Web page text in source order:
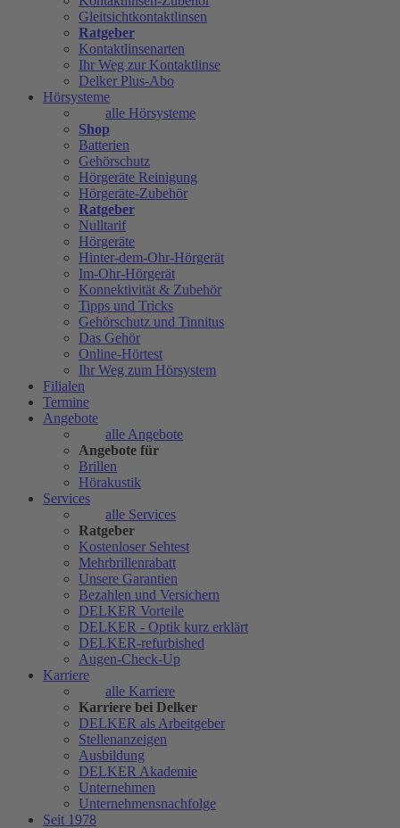
Gleitsichtkontaktlinsen
Ratgeber
Kontaktlinsenarten
Ihr Weg zur Kontaktlinse
Delker Plus-Abo
Hörsysteme
alle Hörsysteme
Shop
Batterien
Gehörschutz
Hörgeräte Reinigung
Hörgeräte-Zubehör
Ratgeber
Nulltarif
Hörgeräte
Hinter-dem-Ohr-Hörgerät
Im-Ohr-Hörgerät
Konnektivität & Zubehör
Tipps und Tricks
Gehörschutz und Tinnitus
Das Gehör
Online-Hörtest
Ihr Weg zum Hörsystem
Filialen
Termine
Angebote
alle Angebote
Angebote für
Brillen
Hörakustik
Services
alle Services
Ratgeber
Kostenloser Sehtest
Mehrbrillenrabatt
Unsere Garantien
Bezahlen und Versichern
DELKER Vorteile
DELKER - Optik kurz erklärt
DELKER-refurbished
Augen-Check-Up
Karriere
alle Karriere
Karriere bei Delker
DELKER als Arbeitgeber
Stellenanzeigen
Ausbildung
DELKER Akademie
Unternehmen
Unternehmensnachfolge
Seit 1978